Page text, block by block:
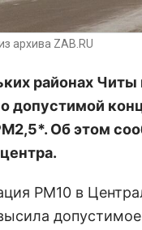
архива ZAB.RU
районах
допустимой
Об этом
РМ10 в
допустимое